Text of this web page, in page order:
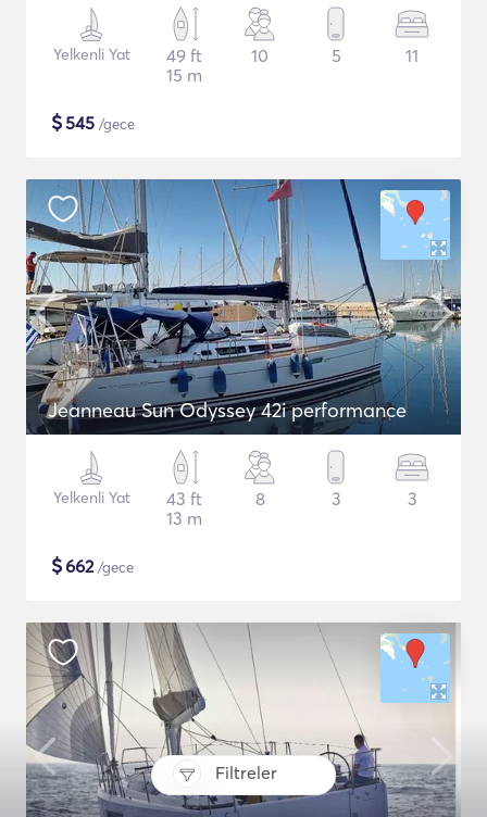
Filtreler
Yelkenli Yat
49 ft
15 m
10 5 11
$545 /gece
Jeanneau Sun Odyssey 42i performance
Yelkenli Yat
43 ft
13 m
8 3 3
$662/gece